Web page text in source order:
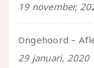
19 november,
29 januari, 2020